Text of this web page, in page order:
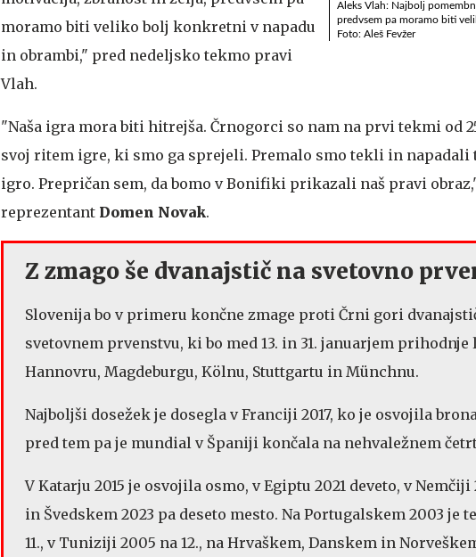
Aleks Vlah: Najbolj
predvsem pa moramo biti
Foto: Aleš Fevžer
moramo biti veliko bolj konkretni v napadu
in obrambi," pred nedeljsko tekmo pravi
Vlah.
"Naša igra mora biti hitrejša. Črnogorci so nam na prvi tekmi od
svoj ritem igre, ki smo ga sprejeli. Premalo smo tekli in
igro. Prepričan sem, da bomo v Bonifiki prikazali naš pravi
reprezentant Domen Novak.
Z zmago še dvanajstič na svetovno
Slovenija bo v primeru končne zmage proti Črni gori
svetovnem prvenstvu, ki bo med 13. in 31. januarjem prihodnje
Hannovru, Magdeburgu, Kölnu, Stuttgartu in Münchnu.
Najboljši dosežek je dosegla v Franciji 2017, ko je osvojila
pred tem pa je mundial v Španiji končala na nehvaležnem
V Katarju 2015 je osvojila osmo, v Egiptu 2021 deveto, v
in Švedskem 2023 pa deseto mesto. Na Portugalskem 2003 je
11., v Tuniziji 2005 na 12., na Hrvaškem, Danskem in